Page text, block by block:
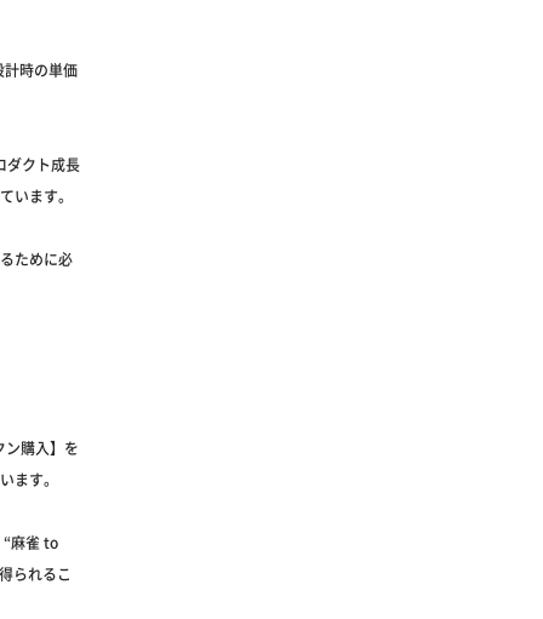
時の単価
ダクト成長
います。
ために必
ン購入】を
ます。
“麻雀 to
られるこ